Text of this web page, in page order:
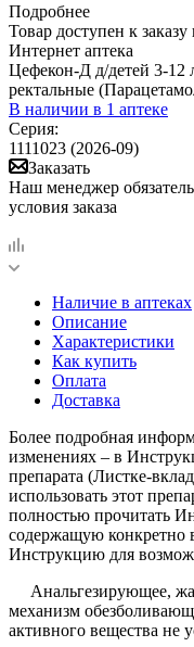
Подробнее
Товар доступен к
Интернет аптека
Цефекон-Д д/детей 3-12
ректальные
В наличии в 1 аптеке
Серия:
1111023 (2026-09)
Заказать
Наш менеджер
условия заказа
Наличие в аптеках
Описание
Характеристики
Как купить
Оплата
Доставка
Более подробная
изменениях – в
препарата (Листке-
использовать этот
полностью прочитать
содержащую
Инструкцию для
Анальгезирующее,
механизм
активного вещества не